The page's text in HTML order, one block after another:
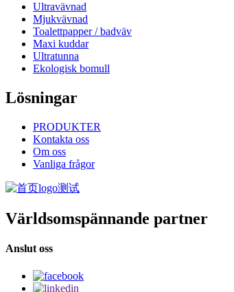
Ultravävnad
Mjukvävnad
Toalettpapper / badväv
Maxi kuddar
Ultratunna
Ekologisk bomull
Lösningar
PRODUKTER
Kontakta oss
Om oss
Vanliga frågor
Världsomspännande partner
Anslut oss